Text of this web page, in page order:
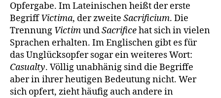
Opfergabe. Im Lateinischen heißt der erste
BegriffVictima, der zweite Sacrificium. Die
Trennung VictimundSacrificehat sich in vielen
Sprachen erhalten. Im Englischen gibt es für
das Unglücksopfer sogar ein weiteres Wort:
Casualty. Völlig unabhänig sind die Begriffe
aber in ihrer heutigen Bedeutung nicht. Wer
sich opfert, zieht häufig auch andere in